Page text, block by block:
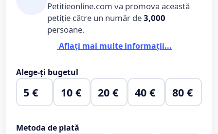
Petitieonline.com va promova această
petiție către un număr de3,000
persoane.
Aflați mai multe informații...
Alege-ți bugetul
5 € 10 € 20 € 40 € 80 €
Metoda de plată